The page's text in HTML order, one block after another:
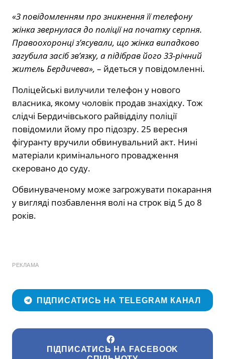
«З повідомленням про зникнення її телефону
жінка звернулася до поліції на початку серпня.
Правоохоронці з’ясували, що жінка випадково
загубила засіб зв’язку, а підібрав його 33-річний
житель Бердичева», – йдеться у повідомленні.
Поліцейські вилучили телефон у нового
власника, якому чоловік продав знахідку. Тож
слідчі Бердичівського райвідділу поліції
повідомили йому про підозру. 25 вересня
фігуранту вручили обвинувальний акт. Нині
матеріали кримінального провадження
скеровано до суду.
Обвинуваченому може загрожувати покарання
у вигляді позбавлення волі на строк від 5 до 8
років.
РЕКЛАМА
ПІДПИСАТИСЬ НА TELEGRAM КАНАЛ
ПІДПИСАТИСЬ НА FACEBOOK